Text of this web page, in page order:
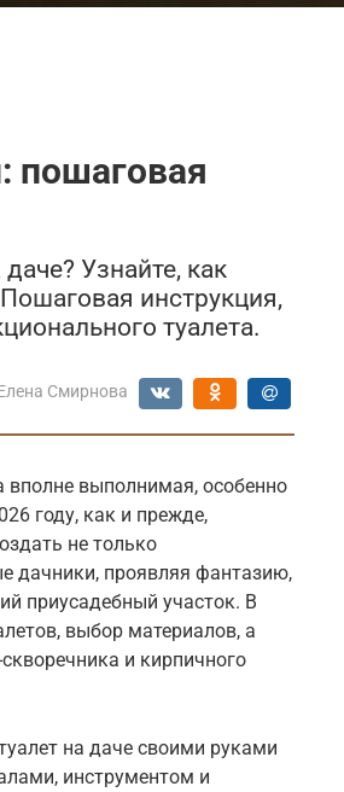
пошаговая
Узнайте, как
инструкция,
туалета.
Смирнова
вполне выполнимая, особенно
году, как и прежде,
не только
дачники, проявляя фантазию,
приусадебный участок. В
выбор материалов, а
и кирпичного
на даче своими руками
инструментом и